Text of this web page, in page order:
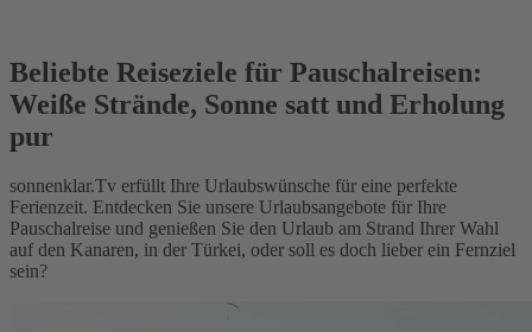
Beliebte Reiseziele für Pauschalreisen:
Weiße Strände, Sonne satt und Erholung
pur
sonnenklar.Tv erfüllt Ihre Urlaubswünsche für eine perfekte
Ferienzeit. Entdecken Sie unsere Urlaubsangebote für Ihre
Pauschalreise und genießen Sie den Urlaub am Strand Ihrer Wahl
auf den Kanaren, in der Türkei, oder soll es doch lieber ein Fernziel
sein?